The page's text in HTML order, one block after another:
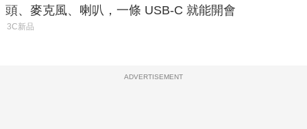
頭、麥克風、喇叭，一條 USB-C 就能開會
3C新品
ADVERTISEMENT